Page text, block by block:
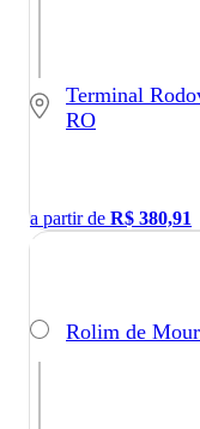
Terminal
RO
a partir de R$ 380,91
Rolim de